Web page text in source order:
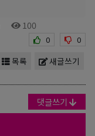
100
0 0
새글쓰기
목록
댓글쓰기